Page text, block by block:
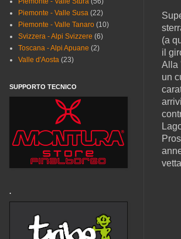
(a
il
Alla
un
Piemonte - Valle Susa (22)
Piemonte - Valle Tanaro (10)
Svizzera - Alpi Svizzere (6)
Toscana - Alpi Apuane (2)
Valle d'Aosta (23)
SUPPORTO TECNICO
.